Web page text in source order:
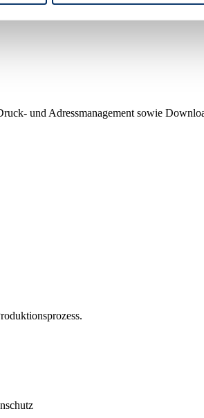
und Adressmanagement sowie